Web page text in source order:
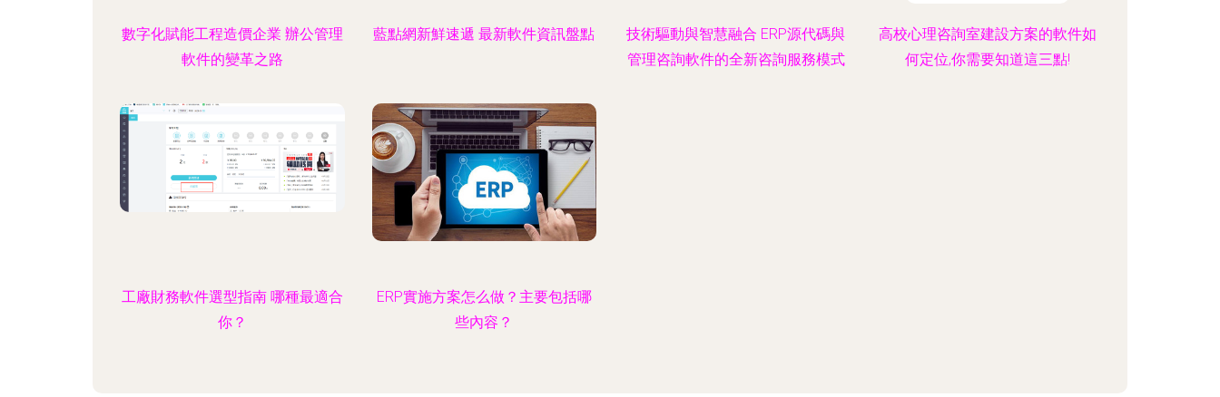
數字化賦能工程造價企業 辦公管理
軟件的變革之路
藍點網新鮮速遞 最新軟件資訊盤點
技術驅動與智慧融合 ERP源代碼與
管理咨詢軟件的全新咨詢服務模式
高校心理咨詢室建設方案的軟件如
何定位,你需要知道這三點!
工廠財務軟件選型指南 哪種最適合
你？
ERP實施方案怎么做？主要包括哪
些內容？